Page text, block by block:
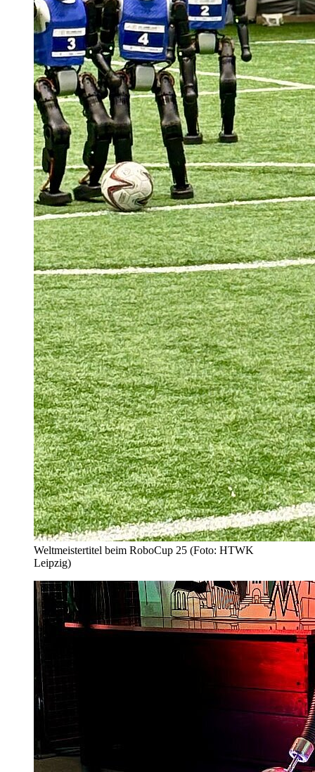
Weltmeistertitel beim RoboCup 25 (Foto: HTWK
Leipzig)